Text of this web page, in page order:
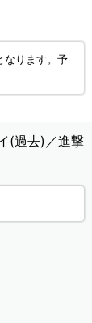
なります。予
(過去)／進撃